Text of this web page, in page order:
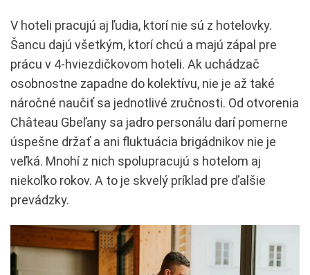
V hoteli pracujú aj ľudia, ktorí nie sú z hotelovky.
Šancu dajú všetkým, ktorí chcú a majú zápal pre
prácu v 4-hviezdičkovom hoteli. Ak uchádzač
osobnostne zapadne do kolektívu, nie je až také
náročné naučiť sa jednotlivé zručnosti. Od otvorenia
Château Gbeľany sa jadro personálu darí pomerne
úspešne držať a ani fluktuácia brigádnikov nie je
veľká. Mnohí z nich spolupracujú s hotelom aj
niekoľko rokov. A to je skvelý príklad pre ďalšie
prevádzky.